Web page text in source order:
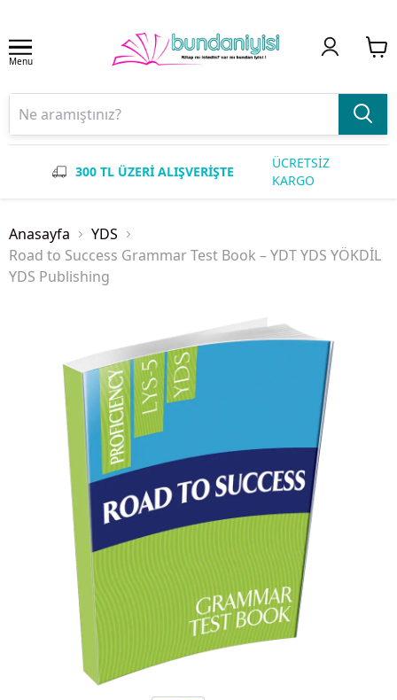
Menu
300 TL ÜZERİ ALIŞVERİŞTE
ÜCRETSİZ
KARGO
Anasayfa
YDS
Road to Success Grammar Test Book – YDT YDS YÖKDİL
YDS Publishing